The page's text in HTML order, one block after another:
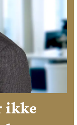
ikke